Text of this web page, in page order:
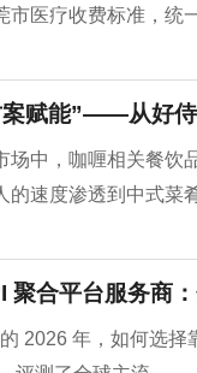
市医疗收费标准，统
案赋能”——从好
场中，咖喱相关餐
的速度渗透到中式菜
聚合平台服务商
2026 年，如何选